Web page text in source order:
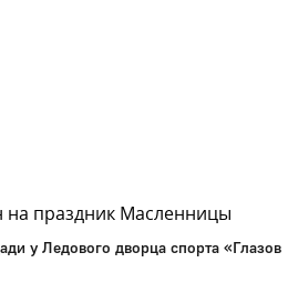
на праздник Масленницы
у Ледового дворца спорта «Глазов